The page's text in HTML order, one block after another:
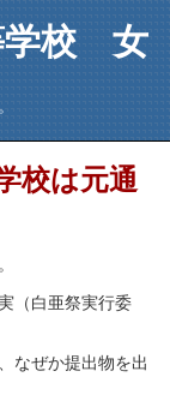
学校 女
校は元通
（白亜祭実行委
なぜか提出物を出